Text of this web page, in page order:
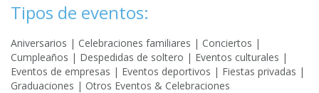
Tipos de eventos:
Aniversarios | Celebraciones familiares | Conciertos |
Cumpleaños | Despedidas de soltero | Eventos culturales |
Eventos de empresas | Eventos deportivos | Fiestas privadas |
Graduaciones | Otros Eventos & Celebraciones